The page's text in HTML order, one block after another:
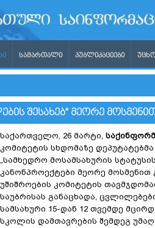
ᲡᲐᲛᲐᲠᲗᲐᲚᲘ ᲞᲣᲑᲚᲘᲙᲐᲪᲘᲔᲑᲘ
ᲨᲔᲡᲐᲮᲔᲑ“ ᲛᲔᲝᲠᲔ
საქართველო, 26 მარტი,
კომიტეტის სხდომაზე
„სამხედრო მოსამსახურის
კანონპროექტები მეორე
უშიშროების კომიტეტის
საუბრისას განაცხადა,
სამსახური 15-დან 12 თვემდე
სკოლის დამთავრების შემდეგ